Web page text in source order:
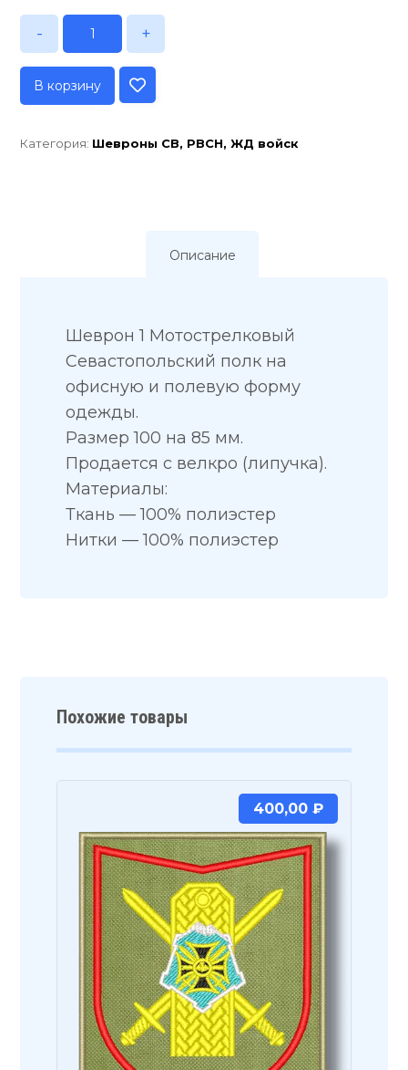
- +
В корзину
Категория: Шевроны СВ, РВСН, ЖД войск
Описание
Шеврон 1 Мотострелковый
Севастопольский полк на
офисную и полевую форму
одежды.
Размер 100 на 85 мм.
Продается с велкро (липучка).
Материалы:
Ткань — 100% полиэстер
Нитки — 100% полиэстер
Похожие товары
400,00 ₽